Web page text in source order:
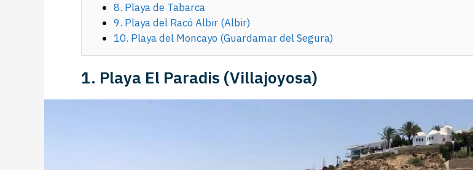
8. Playa de Tabarca
9. Playa del Racó Albir (Albir)
10. Playa del Moncayo (Guardamar del Segura)
1. Playa El Paradis (Villajoyosa)